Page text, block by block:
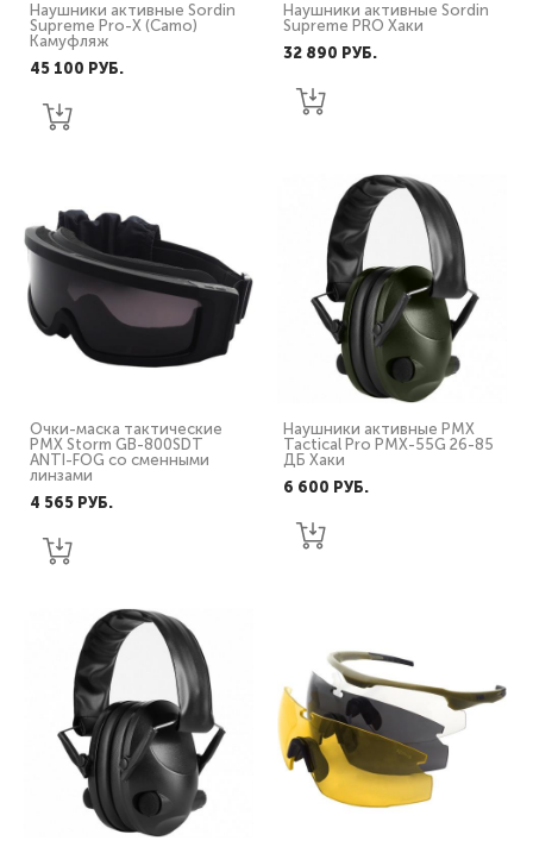
Наушники активные Sordin
Supreme Pro-X (Camo)
Камуфляж
45 100 PУБ.
Наушники активные Sordin
Supreme PRO Хаки
32 890 PУБ.
Очки-маска тактические
PMX Storm GB-800SDT
ANTI-FOG со сменными
линзами
4 565 PУБ.
Наушники активные PMX
Tactical Pro PMX-55G 26-85
ДБ Хаки
6 600 PУБ.